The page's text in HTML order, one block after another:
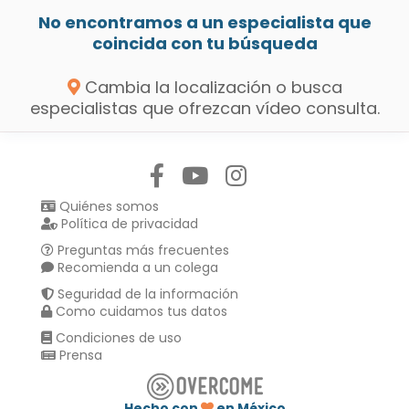
No encontramos a un especialista que
coincida con tu búsqueda
Cambia la localización o busca
especialistas que ofrezcan vídeo consulta.
Quiénes somos
Política de privacidad
Preguntas más frecuentes
Recomienda a un colega
Seguridad de la información
Como cuidamos tus datos
Condiciones de uso
Prensa